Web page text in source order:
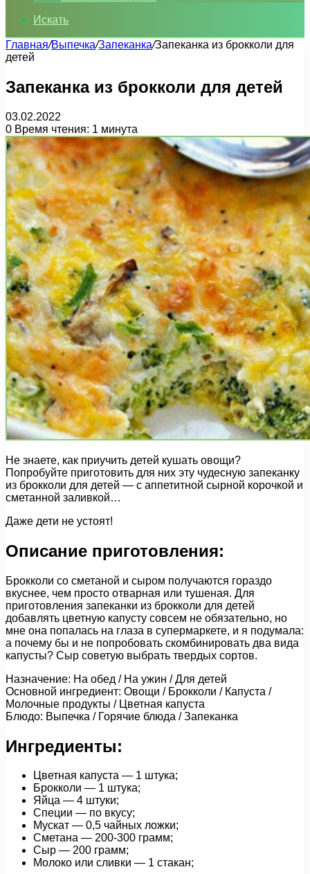
Искать
Главная/Выпечка/Запеканка/Запеканка из брокколи для
детей
Запеканка из брокколи для детей
03.02.2022
0 Время чтения: 1 минута
Не знаете, как приучить детей кушать овощи?
Попробуйте приготовить для них эту чудесную запеканку
из брокколи для детей — с аппетитной сырной корочкой и
сметанной заливкой…
Даже дети не устоят!
Описание приготовления:
Брокколи со сметаной и сыром получаются гораздо
вкуснее, чем просто отварная или тушеная. Для
приготовления запеканки из брокколи для детей
добавлять цветную капусту совсем не обязательно, но
мне она попалась на глаза в супермаркете, и я подумала:
а почему бы и не попробовать скомбинировать два вида
капусты? Сыр советую выбрать твердых сортов.
Назначение: На обед / На ужин / Для детей
Основной ингредиент: Овощи / Брокколи / Капуста /
Молочные продукты / Цветная капуста
Блюдо: Выпечка / Горячие блюда / Запеканка
Ингредиенты:
Цветная капуста — 1 штука;
Брокколи — 1 штука;
Яйца — 4 штуки;
Специи — по вкусу;
Мускат — 0,5 чайных ложки;
Сметана — 200-300 грамм;
Сыр — 200 грамм;
Молоко или сливки — 1 стакан;